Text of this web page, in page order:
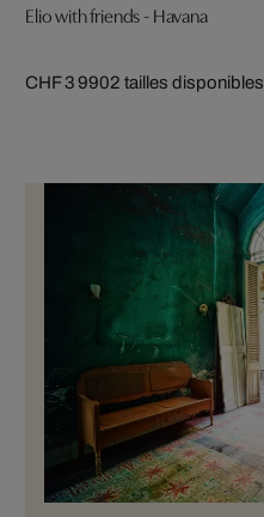
Elio with friends - Havana
CHF 3 9902 tailles disponibles